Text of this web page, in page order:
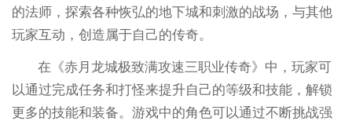
的法师，探索各种恢弘的地下城和刺激的战场，与其他
玩家互动，创造属于自己的传奇。
在《赤月龙城极致满攻速三职业传奇》中，玩家可
以通过完成任务和打怪来提升自己的等级和技能，解锁
更多的技能和装备。游戏中的角色可以通过不断挑战强